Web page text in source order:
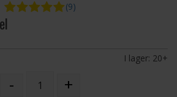
(9)
I lager: 20+
- +